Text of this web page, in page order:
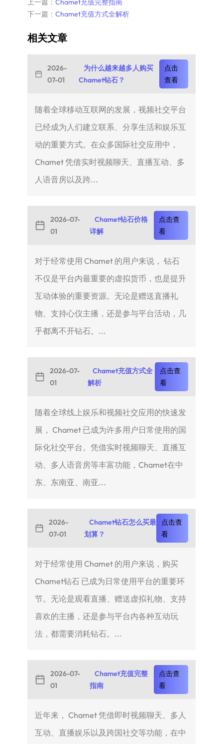
上一篇： Chamet充值完整指南
下一篇： Chamet充值方式全解析
相关文章
2026-
07-01
为什么越来越多人购买
Chamet钻石？
点击
查看
随着全球移动互联网的发展，视频社交平台
已经成为人们建立联系、分享生活和娱乐互
动的重要方式。在众多国际社交应用中，
Chamet 凭借实时视频聊天、直播互动、多
人语音房以及跨...
2026-07-
01
Chamet钻石价格
详解
点击查
看
对于经常使用 Chamet 的用户来说， 钻石
不仅是平台内最重要的虚拟货币，也是提升
互动体验的重要资源。无论是赠送直播礼
物、支持心仪主播，还是参与平台活动，几
乎都离不开钻石。...
2026-07-
01
Chamet充值方式全
解析
点击查
看
随着全球线上娱乐和视频社交应用的快速发
展， Chamet 已成为许多用户日常使用的国
际化社交平台。凭借实时视频聊天、直播互
动、多人语音房等丰富功能，Chamet在中
东、东南亚、南亚...
2026-
07-01
Chamet钻石怎么买最
划算？
点击查
看
对于经常使用 Chamet 的用户来说，购买
Chamet钻石 已成为日常使用平台的重要环
节。无论是观看直播、赠送虚拟礼物、支持
喜欢的主播，还是参与平台内各种互动玩
法，都需要消耗钻石。...
2026-07-
01
Chamet充值完整
指南
点击查
看
近年来， Chamet 凭借即时视频聊天、多人
互动、直播娱乐以及跨国社交等功能，在中